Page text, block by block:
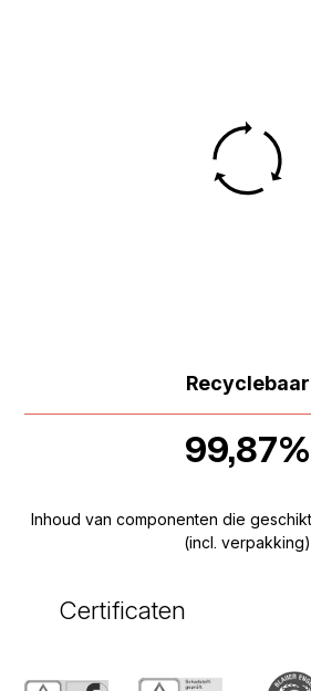
Recyclebaar
99,87%
Inhoud van componenten die
(incl. verpakking)
Certificaten